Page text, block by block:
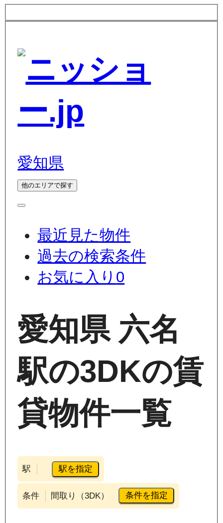
愛知県
他のエリアで探す
最近見た物件
過去の検索条件
お気に入り 0
愛知県 六名
駅の3DKの賃
貸物件一覧
駅 駅を指定
条件 間取り（3DK） 条件を指定